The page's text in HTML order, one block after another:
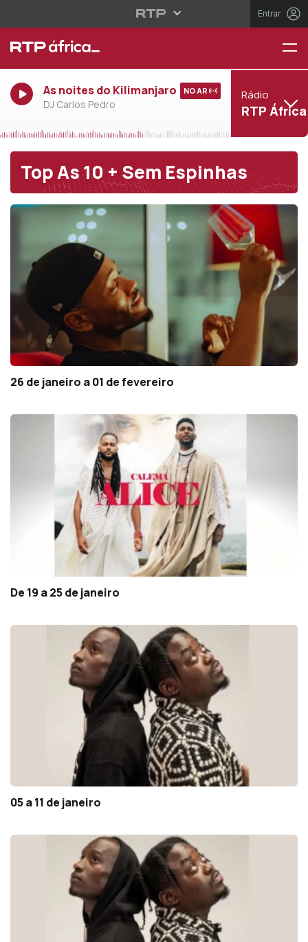
Entrar
As noites do Kilimanjaro
DJ Carlos Pedro
NO AR Rádio
RTP África
Top As 10 + Sem Espinhas
26 de janeiro a 01 de fevereiro
De 19 a 25 de janeiro
05 a 11 de janeiro